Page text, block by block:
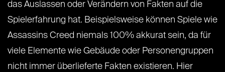
das Auslassen oder Verändern von Fakten auf die
Spielerfahrung hat. Beispielsweise können Spiele wie
Assassins Creed niemals 100% akkurat sein, da für
viele Elemente wie Gebäude oder Personengruppen
nicht immer überlieferte Fakten existieren. Hier